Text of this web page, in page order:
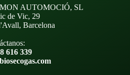
AUTOMOCIÓ, SL
de Vic, 29
Barcelona
616 339